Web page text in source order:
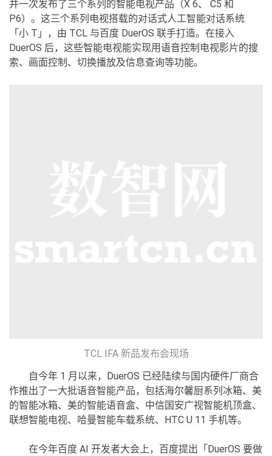
并一次发布了三个系列的智能电视产品（X 6、 C5 和
P6）。这三个系列电视搭载的对话式人工智能对话系统
「小 T」，由 TCL 与百度 DuerOS 联手打造。在接入
DuerOS 后，这些智能电视能实现用语音控制电视影片的搜
索、画面控制、切换播放及信息查询等功能。
TCL IFA 新品发布会现场
自今年 1 月以来，DuerOS 已经陆续与国内硬件厂商合
作推出了一大批语音智能产品，包括海尔馨厨系列冰箱、美
的智能冰箱、美的智能语音盒、中信国安广视智能机顶盒、
联想智能电视、哈曼智能车载系统、HTC U 11 手机等。
在今年百度 AI 开发者大会上，百度提出「DuerOS 要做